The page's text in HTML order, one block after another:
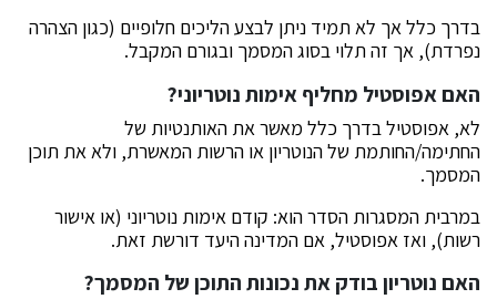
בדרך כלל אך לא תמיד ניתן לבצע הליכים חלופיים (כגון הצהרה
נפרדת), אך זה תלוי בסוג המסמך ובגורם המקבל.
האם אפוסטיל מחליף אימות נוטריוני?
לא, אפוסטיל בדרך כלל מאשר את האותנטיות של
החתימה/החותמת של הנוטריון או הרשות המאשרת, ולא את תוכן
המסמך.
במרבית המסגרות הסדר הוא: קודם אימות נוטריוני (או אישור
רשות), ואז אפוסטיל, אם המדינה היעד דורשת זאת.
האם נוטריון בודק את נכונות התוכן של המסמך?